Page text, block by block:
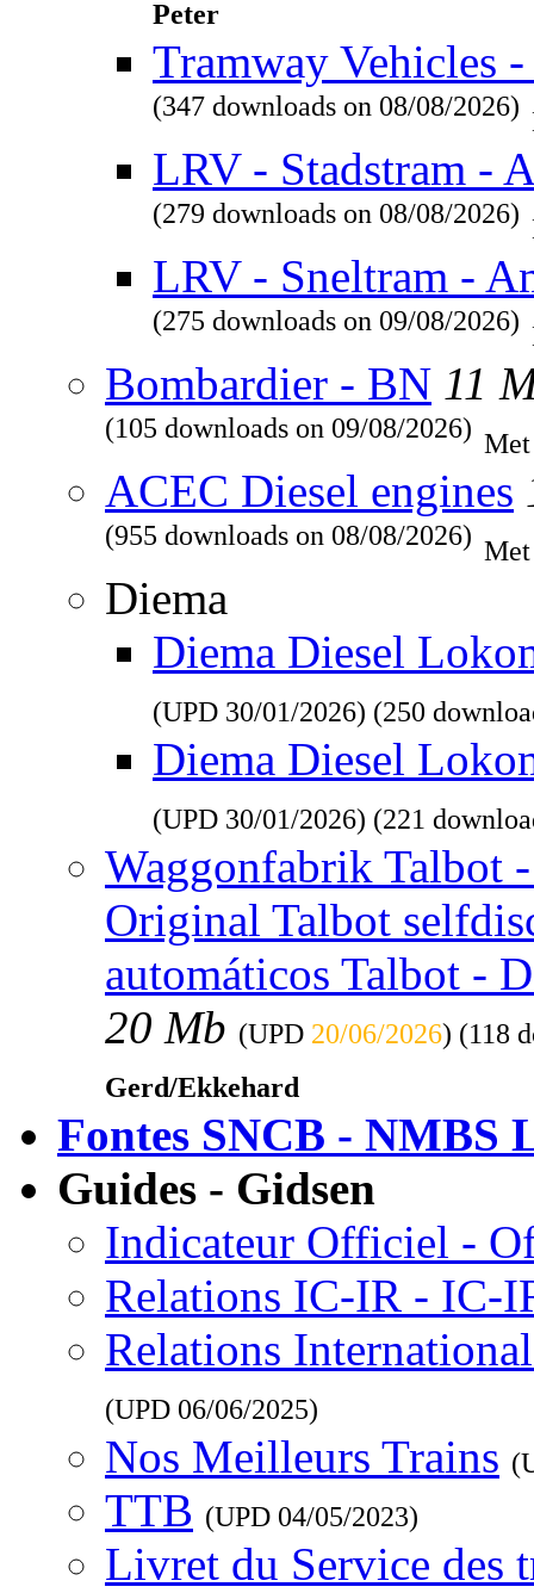
Peter
Tramway Vehicles
(347 downloads on 08/08/2026)
LRV - Stadstram -
(279 downloads on 08/08/2026)
LRV - Sneltram -
(275 downloads on 09/08/2026)
Bombardier - BN 11
(105 downloads on 09/08/2026)
ACEC Diesel engines
(955 downloads on 08/08/2026)
Diema
Diema Diesel
(UPD 30/01/2026) (250
Diema Diesel
(UPD 30/01/2026) (221
Waggonfabrik Talbot
Original Talbot
automáticos Talbot -
20 Mb (UPD 20/06/2026) (118
Gerd/Ekkehard
Fontes SNCB - NMBS
Guides - Gidsen
Indicateur Officiel -
Relations IC-IR - IC-
Relations
(UPD 06/06/2025)
Nos Meilleurs Trains
TTB (UPD 04/05/2023)
Livret du Service des